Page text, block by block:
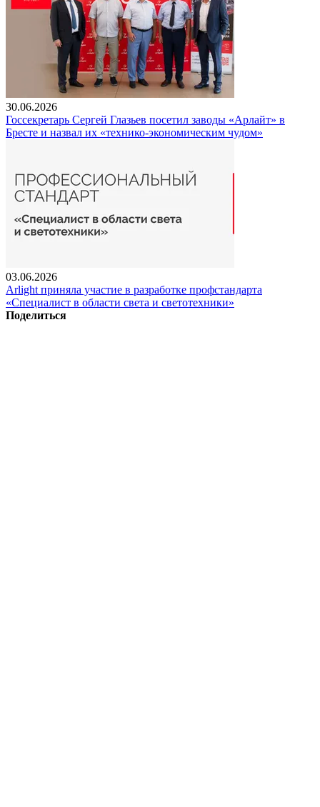
30.06.2026
Госсекретарь Сергей Глазьев посетил заводы «Арлайт» в
Бресте и назвал их «технико-экономическим чудом»
03.06.2026
Arlight приняла участие в разработке профстандарта
«Специалист в области света и светотехники»
Поделиться